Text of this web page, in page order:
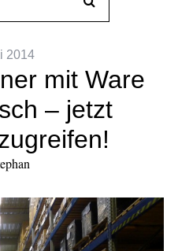
2014
mit Ware
– jetzt